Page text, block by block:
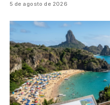
5 de agosto de 2026